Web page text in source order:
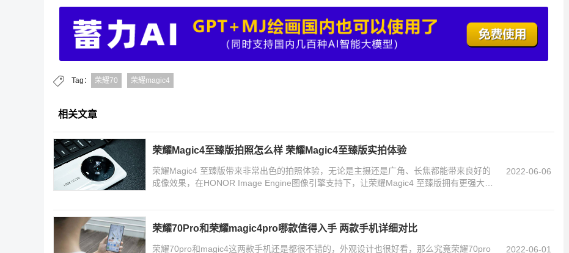
Tag： 荣耀70 荣耀magic4
相关文章
荣耀Magic4至臻版拍照怎么样 荣耀Magic4至臻版实拍体验
荣耀Magic4 至臻版带来非常出色的拍照体验，无论是主摄还是广角、长焦都能带来良好的
成像效果，在HONOR Image Engine图像引擎支持下，让荣耀Magic4 至臻版拥有更强大的
2022-06-06
荣耀70Pro和荣耀magic4pro哪款值得入手 两款手机详细对比
荣耀70pro和magic4这两款手机还是都很不错的，外观设计也很好看，那么究竟荣耀70pro
2022-06-01